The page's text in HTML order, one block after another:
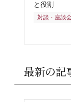
と役割
対談・座談
最新の記